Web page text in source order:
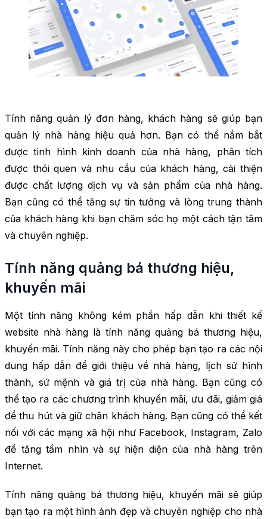
Tính năng quản lý đơn hàng, khách hàng sẽ giúp bạn
quản lý nhà hàng hiệu quả hơn. Bạn có thể nắm bắt
được tình hình kinh doanh của nhà hàng, phân tích
được thói quen và nhu cầu của khách hàng, cải thiện
được chất lượng dịch vụ và sản phẩm của nhà hàng.
Bạn cũng có thể tăng sự tin tưởng và lòng trung thành
của khách hàng khi bạn chăm sóc họ một cách tận tâm
và chuyên nghiệp.
Tính năng quảng bá thương hiệu,
khuyến mãi
Một tính năng không kém phần hấp dẫn khi thiết kế
website nhà hàng là tính năng quảng bá thương hiệu,
khuyến mãi. Tính năng này cho phép bạn tạo ra các nội
dung hấp dẫn để giới thiệu về nhà hàng, lịch sử hình
thành, sứ mệnh và giá trị của nhà hàng. Bạn cũng có
thể tạo ra các chương trình khuyến mãi, ưu đãi, giảm giá
để thu hút và giữ chân khách hàng. Bạn cũng có thể kết
nối với các mạng xã hội như Facebook, Instagram, Zalo
để tăng tầm nhìn và sự hiện diện của nhà hàng trên
Internet.
Tính năng quảng bá thương hiệu, khuyến mãi sẽ giúp
bạn tạo ra một hình ảnh đẹp và chuyên nghiệp cho nhà